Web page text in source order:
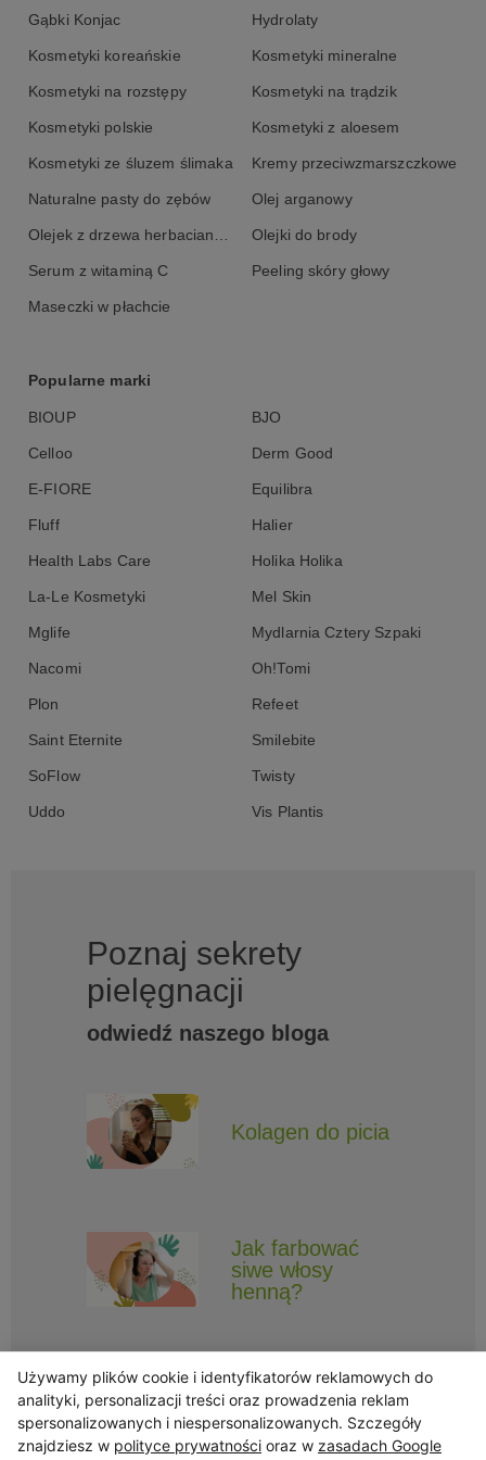
Propanediol, Caffeine, Sodium Hyaluronate, Pentylene Glycol,
Helianthus Annuus Seed Oil, Sodium Citrate, Citric Acid, Benzyl
Alcohol, Dehydroacetic Acid.
Gąbki Konjac Hydrolaty
Kosmetyki koreańskie Kosmetyki mineralne
Kosmetyki na rozstępy Kosmetyki na trądzik
Kosmetyki polskie Kosmetyki z aloesem
Kosmetyki ze śluzem ślimaka Kremy przeciwzmarszczkowe
Naturalne pasty do zębów Olej arganowy
Olejek z drzewa herbacianego Olejki do brody
Serum z witaminą C Peeling skóry głowy
Maseczki w płachcie
Popularne marki
BIOUP BJO
Celloo Derm Good
E-FIORE Equilibra
Fluff Halier
Health Labs Care Holika Holika
La-Le Kosmetyki Mel Skin
Mglife Mydlarnia Cztery Szpaki
Nacomi Oh!Tomi
Plon Refeet
Saint Eternite Smilebite
SoFlow Twisty
Uddo Vis Plantis
Poznaj sekrety
pielęgnacji
odwiedź naszego bloga
Kolagen do picia
Jak farbować
siwe włosy
henną?
Obserwuj Triny, by nie ominęły Cię najlepsze promocje i informacje
Używamy plików cookie i identyfikatorów reklamowych do
analityki, personalizacji treści oraz prowadzenia reklam
spersonalizowanych i niespersonalizowanych. Szczegóły
znajdziesz w polityce prywatności oraz w zasadach Google